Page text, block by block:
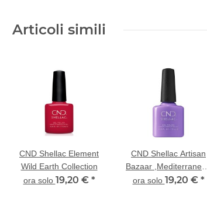
Articoli simili
CND Shellac Element
Wild Earth Collection
ora solo 19,20 € *
CND Shellac Artisan
Bazaar ,Mediterranean
Dream
ora solo 19,20 € *